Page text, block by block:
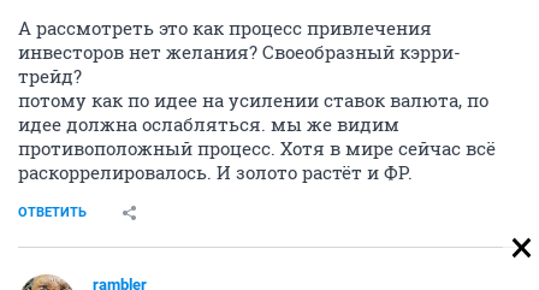
А рассмотреть это как процесс привлечения
инвесторов нет желания? Своеобразный кэрри-
трейд?
потому как по идее на усилении ставок валюта, по
идее должна ослабляться. мы же видим
противоположный процесс. Хотя в мире сейчас всё
раскоррелировалось. И золото растёт и ФР.
ОТВЕТИТЬ
rambler